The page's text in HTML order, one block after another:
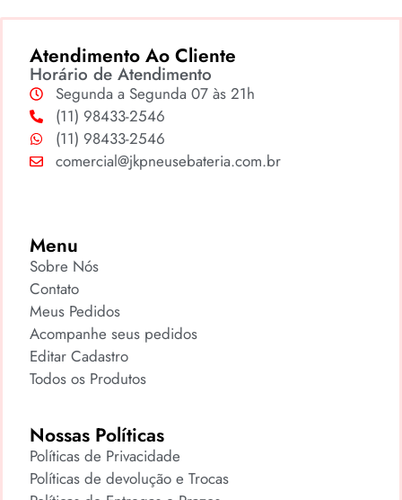
Atendimento Ao Cliente
Horário de Atendimento
Segunda a Segunda 07 às 21h
(11) 98433-2546
(11) 98433-2546
comercial@jkpneusebateria.com.br
Menu
Sobre Nós
Contato
Meus Pedidos
Acompanhe seus pedidos
Editar Cadastro
Todos os Produtos
Nossas Políticas
Políticas de Privacidade
Políticas de devolução e Trocas